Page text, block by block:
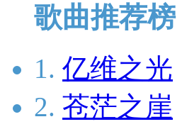
歌曲推荐榜
1. 亿维之光
2. 苍茫之崖